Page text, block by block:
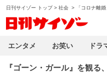
日刊サイゾー トップ> 社会 > 「コロナ離
『ゴーン・ガール』を観
エンタメ お笑い ドラ